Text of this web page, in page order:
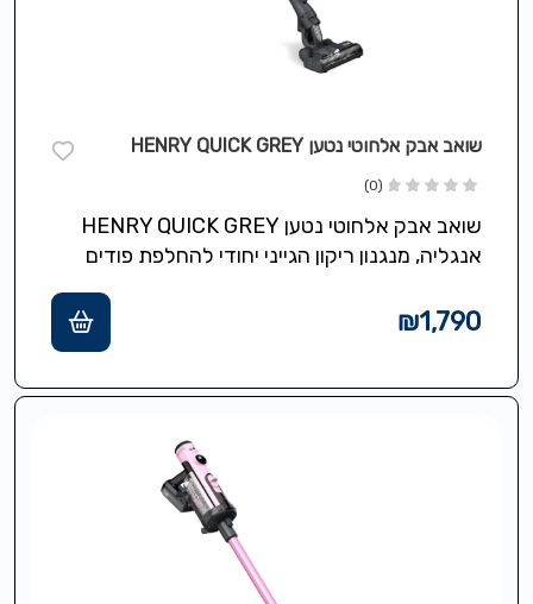
שואב אבק אלחוטי נטען HENRY QUICK GREY
(0)
שואב אבק אלחוטי נטען HENRY QUICK GREY
אנגליה, מנגנון ריקון הגייני יחודי להחלפת פודים
₪1,790